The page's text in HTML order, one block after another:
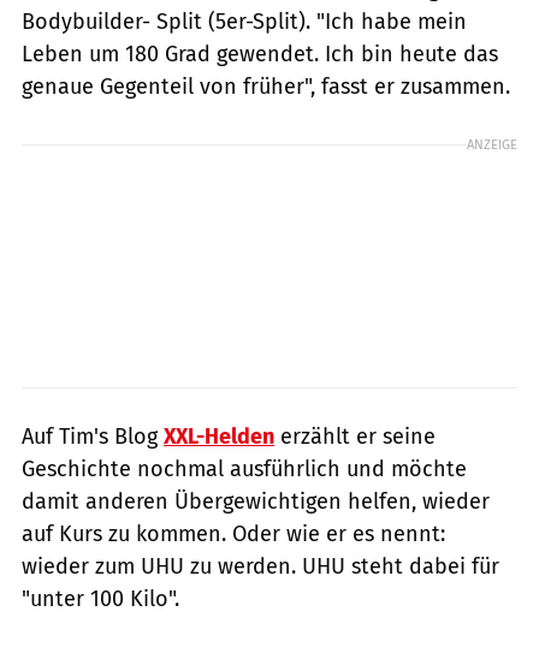
Bodybuilder- Split (5er-Split). "Ich habe mein
Leben um 180 Grad gewendet. Ich bin heute das
genaue Gegenteil von früher", fasst er zusammen.
ANZEIGE
Auf Tim's BlogXXL-Helden erzählt er seine
Geschichte nochmal ausführlich und möchte
damit anderen Übergewichtigen helfen, wieder
auf Kurs zu kommen. Oder wie er es nennt:
wieder zum UHU zu werden. UHU steht dabei für
"unter 100 Kilo".